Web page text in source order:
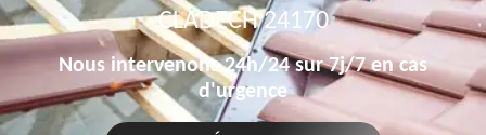
CLADECH 24170
Nous intervenons 24h/24 sur 7j/7 en cas
d'urgence